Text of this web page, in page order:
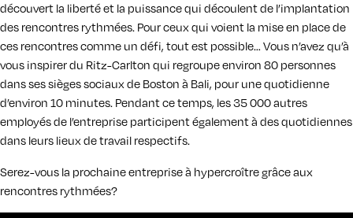
découvert la liberté et la puissance qui découlent de l’implantation
des rencontres rythmées. Pour ceux qui voient la mise en place de
ces rencontres comme un défi, tout est possible… Vous n’avez qu’à
vous inspirer du Ritz-Carlton qui regroupe environ 80 personnes
dans ses sièges sociaux de Boston à Bali, pour une quotidienne
d’environ 10 minutes. Pendant ce temps, les 35 000 autres
employés de l’entreprise participent également à des quotidiennes
dans leurs lieux de travail respectifs.
Serez-vous la prochaine entreprise à hypercroître grâce aux
rencontres rythmées?